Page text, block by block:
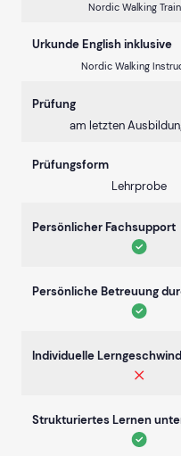
Nordic Walking
Urkunde English inklusive
Nordic Walking
Prüfung
am letzten
Prüfungsform
Lehrprobe
Persönlicher Fachsupport
Persönliche Betreuung
Individuelle
Strukturiertes Lernen